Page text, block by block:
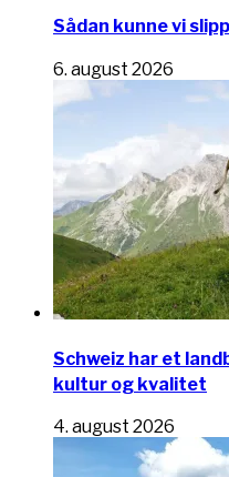
Sådan kunne vi
6. august 2026
Schweiz har et
kultur og kvalitet
4. august 2026